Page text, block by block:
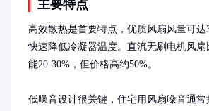
主要特点
高效散热是首要特点，优质风扇风量可达
快速降低冷凝器温度。直流无刷电机风
能20-30%，但价格高约50%。
低噪音设计很关键，住宅用风扇噪音通常